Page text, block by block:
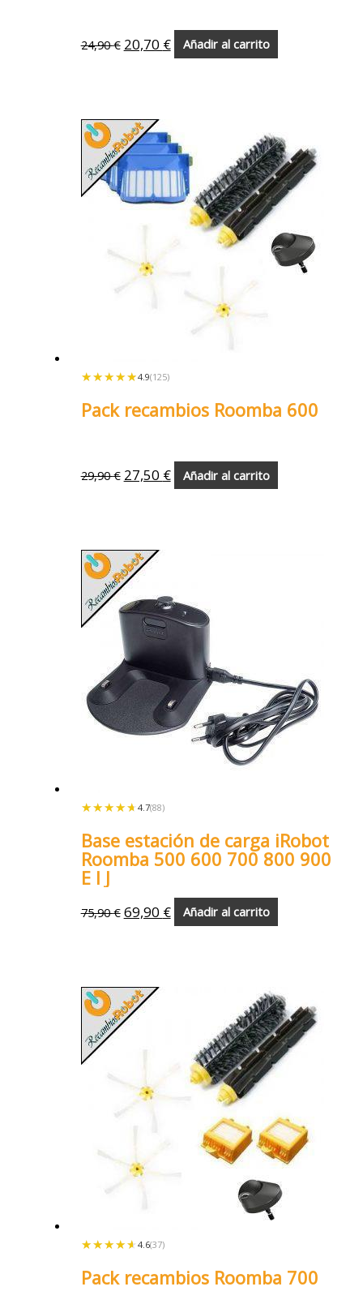
24,90€ 20,70 € Añadir al carrito
★★★★★
★★★★★4.9(125)
Pack recambios Roomba 600
29,90€ 27,50 € Añadir al carrito
★★★★★
★★★★★ 4.7(88)
Base estación de carga iRobot
Roomba 500 600 700 800 900
E I J
75,90€ 69,90 € Añadir al carrito
★★★★★
★★★★★ 4.6(37)
Pack recambios Roomba 700